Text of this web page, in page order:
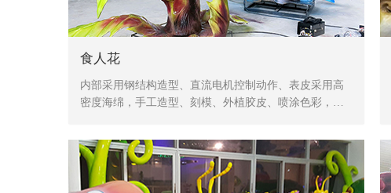
食人花
内部采用钢结构造型、直流电机控制动作、表皮采用高
密度海绵，手工造型、刻模、外植胶皮、喷涂色彩，产